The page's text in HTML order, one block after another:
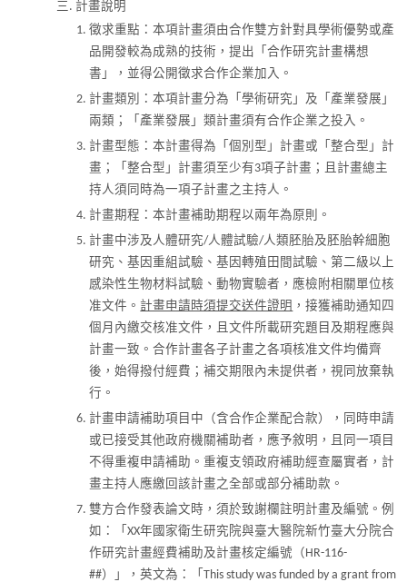
計畫說明
徵求重點：本項計畫須由合作雙方針對具學術優勢或產
品開發較為成熟的技術，提出「合作研究計畫構想
書」，並得公開徵求合作企業加入。
計畫類別：本項計畫分為「學術研究」及「產業發展」
兩類；「產業發展」類計畫須有合作企業之投入。
計畫型態：本計畫得為「個別型」計畫或「整合型」計
畫；「整合型」計畫須至少有3項子計畫；且計畫總主
持人須同時為一項子計畫之主持人。
計畫期程：本計畫補助期程以兩年為原則。
計畫中涉及人體研究/人體試驗/人類胚胎及胚胎幹細胞
研究、基因重組試驗、基因轉殖田間試驗、第二級以上
感染性生物材料試驗、動物實驗者，應檢附相關單位核
准文件。 計畫申請時須提交送件證明 ，接獲補助通知四
個月內繳交核准文件，且文件所載研究題目及期程應與
計畫一致。合作計畫各子計畫之各項核准文件均備齊
後，始得撥付經費；補交期限內未提供者，視同放棄執
行。
計畫申請補助項目中（含合作企業配合款），同時申請
或已接受其他政府機關補助者，應予敘明，且同一項目
不得重複申請補助。重複支領政府補助經查屬實者，計
畫主持人應繳回該計畫之全部或部分補助款。
雙方合作發表論文時，須於致謝欄註明計畫及編號。例
如：「XX年國家衛生研究院與臺大醫院新竹臺大分院合
作研究計畫經費補助及計畫核定編號（HR-116-
##）」，英文為：「This study was funded by a grant from